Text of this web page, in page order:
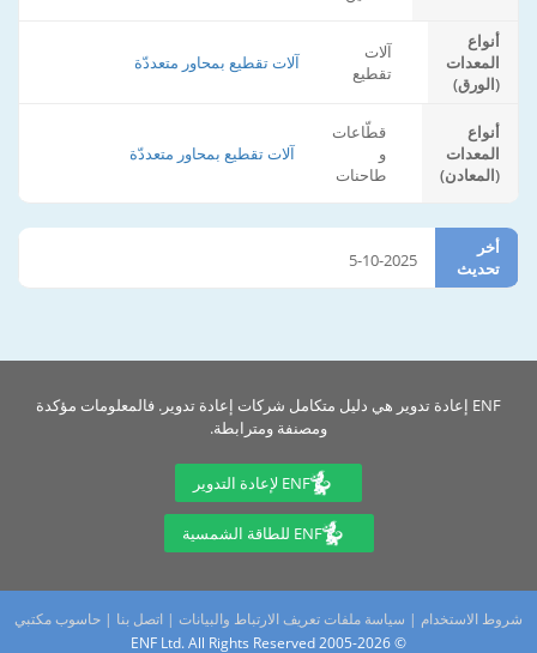
أنواع
المعدات
(الورق)
آلات
تقطيع
آلات تقطيع بمحاور متعددّة
أنواع
المعدات
(المعادن)
قطّاعات
و
طاحنات
آلات تقطيع بمحاور متعددّة
أخر
تحديث
5-10-2025
ENF إعادة تدوير هي دليل متكامل شركات إعادة تدوير. فالمعلومات مؤكدة
ومصنفة ومترابطة.
ENF لإعادة التدوير
ENF للطاقة الشمسية
شروط الاستخدام | سياسة ملفات تعريف الارتباط والبيانات | اتصل بنا | حاسوب مكتبي
© 2005-2026 ENF Ltd. All Rights Reserved